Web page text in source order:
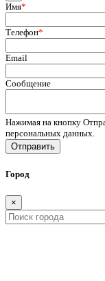
Имя*
Телефон*
Email
Сообщение
Нажимая на кнопку
персональных данных.
Отправить
Город
×